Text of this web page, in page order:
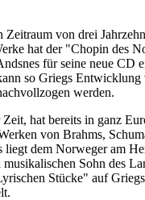
von drei
hat der "Chopin des
für seine neue CD
so Griegs
werden.
hat bereits in ganz
von Brahms,
dem Norweger am
Sohn des
Stücke" auf